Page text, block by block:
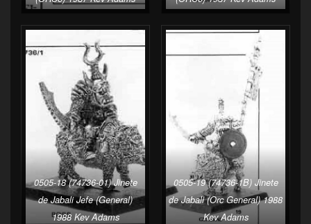
0505-18 (74736-01) Jinete
de Jabali Jefe (General)
1988 Kev Adams
0505-19 (74736-1B) Jinete
de Jabali (Orc General) 1988
Kev Adams